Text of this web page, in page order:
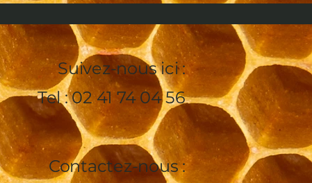
Suivez-nous ici :
Tel : 02 41 74 04 56
Contactez-nous :